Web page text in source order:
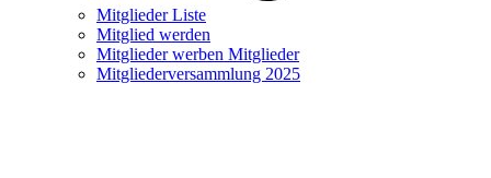
Mitglieder Liste
Mitglied werden
Mitglieder werben Mitglieder
Mitgliederversammlung 2025